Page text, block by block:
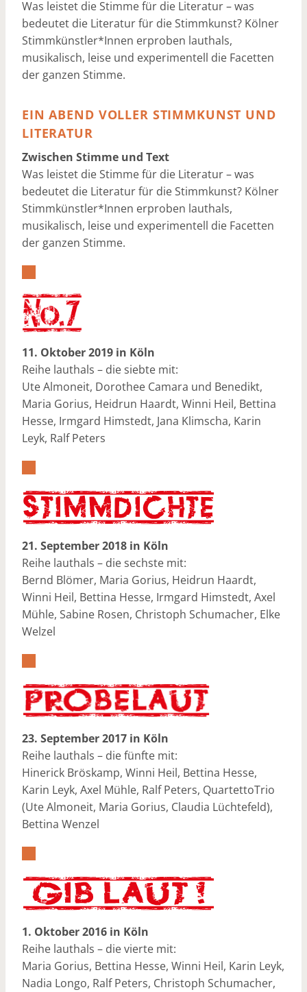
Was leistet die Stimme für die Literatur – was
bedeutet die Literatur für die Stimmkunst? Kölner
Stimmkünstler*Innen erproben lauthals,
musikalisch, leise und experimentell die Facetten
der ganzen Stimme.
EIN ABEND VOLLER STIMMKUNST UND
LITERATUR
Zwischen Stimme und Text
Was leistet die Stimme für die Literatur – was
bedeutet die Literatur für die Stimmkunst? Kölner
Stimmkünstler*Innen erproben lauthals,
musikalisch, leise und experimentell die Facetten
der ganzen Stimme.
11. Oktober 2019 in Köln
Reihe lauthals – die siebte mit:
Ute Almoneit, Dorothee Camara und Benedikt,
Maria Gorius, Heidrun Haardt, Winni Heil, Bettina
Hesse, Irmgard Himstedt, Jana Klimscha, Karin
Leyk, Ralf Peters
21. September 2018 in Köln
Reihe lauthals – die sechste mit:
Bernd Blömer, Maria Gorius, Heidrun Haardt,
Winni Heil, Bettina Hesse, Irmgard Himstedt, Axel
Mühle, Sabine Rosen, Christoph Schumacher, Elke
Welzel
23. September 2017 in Köln
Reihe lauthals – die fünfte mit:
Hinerick Bröskamp, Winni Heil, Bettina Hesse,
Karin Leyk, Axel Mühle, Ralf Peters, QuartettoTrio
(Ute Almoneit, Maria Gorius, Claudia Lüchtefeld),
Bettina Wenzel
1. Oktober 2016 in Köln
Reihe lauthals – die vierte mit:
Maria Gorius, Bettina Hesse, Winni Heil, Karin Leyk,
Nadia Longo, Ralf Peters, Christoph Schumacher,